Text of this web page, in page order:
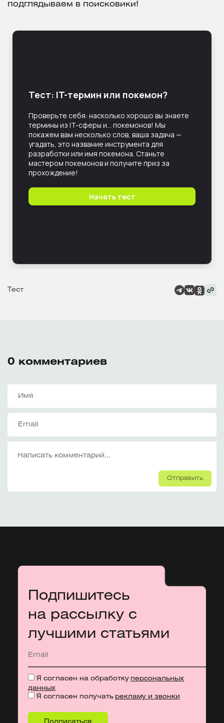
подглядываем в поисковики!
Тест
0 комментариев
Отправить
Подпишитесь
на рассылку с
лучшими статьями
Я согласен на обработку персональных
данных
Я согласен получать рекламу и звонки